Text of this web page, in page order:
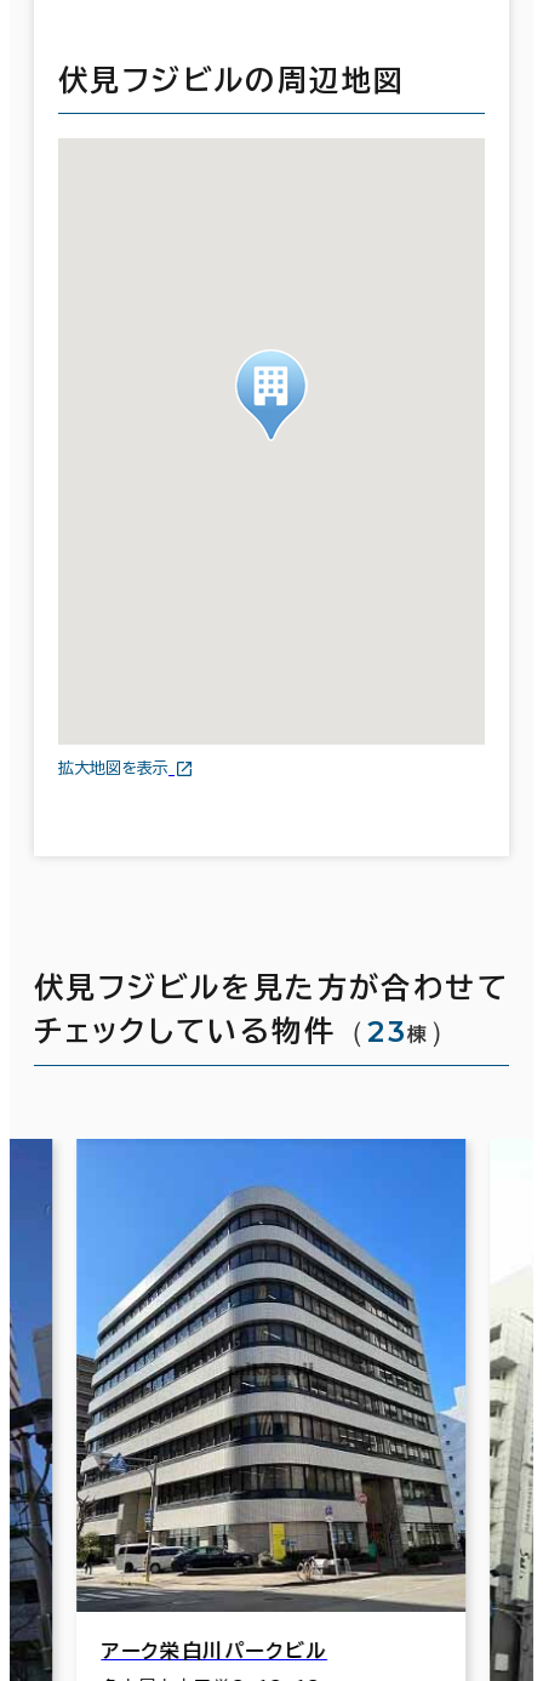
伏見フジビルの周辺地図
拡大地図を表示
伏見フジビルを見た方が合わせて
チェックしている物件
（23棟 ）